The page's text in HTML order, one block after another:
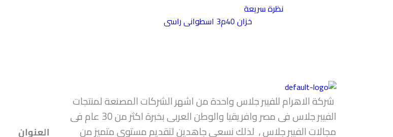
نظرة سريعة
خزان 40م3 اسطوانى راسى
شركة الاهرام للفيبر جلاس واحدة من اشهر الشركات المصنعة لمنتجات
الفيبر جلاس فى مصر وافريقيا والوطن العربى بخبرة اكثر من 30 عام فى
مجالات الفيبر جلاس , لذلك نسعى جاهدين لتقديم مستوى متميز من
العنوان